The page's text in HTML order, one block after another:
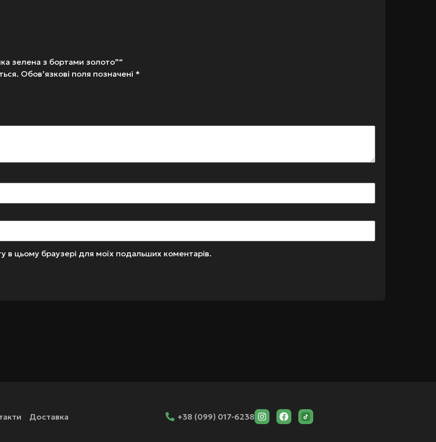
зелена з бортами золото”“
Обов’язкові поля позначені *
в цьому браузері для моїх подальших коментарів.
Доставка +38 (099) 017-6238